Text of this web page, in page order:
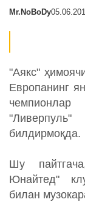
Mr.NoBoDy
"Аякс"
Европанинг
билдирмоқда.
Шу
Юнайтед"
билан